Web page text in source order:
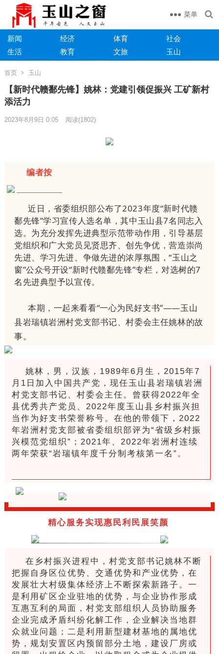
菜单
新闻 经济 体育
社会
生活
教育 文旅 玉山
首页 玉山
【新时代赣鄱先锋】姚林：党建引领促振兴 工矿新村
添活力
2023年8月9日 0:05 阅读(1802)
编者按
近日，省委组织部公布了2023年度“新时代赣
鄱先锋”学习宣传人选名单，其中玉山县7名同志入
选。为充分发挥先进典型示范带动作用，引导基层
党组织和广大党员见贤思齐、创先争优，营造崇尚
先进、学习先进、争做先进的浓厚氛围，“玉山之
窗”公众号开设“新时代赣鄱先锋”专栏，对选树的7
名先进典型予以宣传。
本期，一起来看看“一心为民好支书”——玉山
县岩瑞镇岩洲村党支部书记、村委会主任姚林的故
事。
姚林，男，汉族，1989年6月生，2015年7
月1日加入中国共产党，现任玉山县岩瑞镇岩洲
村党支部书记、村委会主任。曾获得2022年全
县优秀共产党员、2022年度玉山县乡村振兴担
当作为好支书荣誉称号。在他的带领下，2022
年岩洲村党支部被省委组织部评为“省级乡村振
兴模范党组织”；2021年、2022年岩洲村连续
两年荣获“岩瑞镇年度千分制考核第一名”。
精心服务实现惠民利民展笑颜
在乡村振兴进程中，村党支部书记姚林不断
把握自身区位优势、交通优势和产业优势，在
发展壮大村级集体经济上不断探索新路子。一
是利用矿区企业驻地的优势，与企业协作形成
互惠互利的局面，村党支部组织人员协助服务
企业完成矛盾纠纷化解工作，企业解决当地群
众就业问题；二是利用新型建材基地的属地优
势，规划安置区内预留部分土地，建设厂房或